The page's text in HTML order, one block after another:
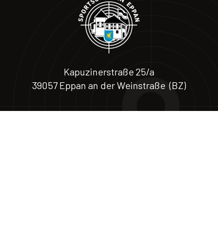
Kapuzinerstraße 25/a
39057 Eppan an der Weinstraße (BZ)